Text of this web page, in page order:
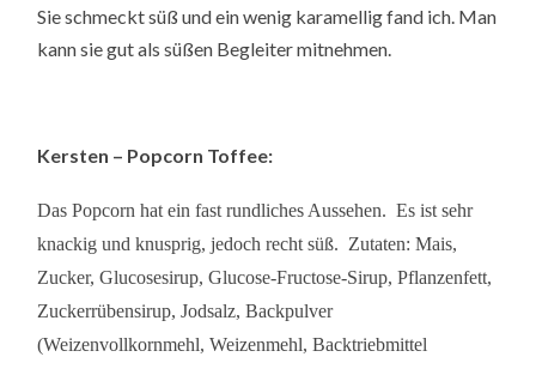
Sie schmeckt süß und ein wenig karamellig fand ich. Man
kann sie gut als süßen Begleiter mitnehmen.
Kersten – Popcorn Toffee:
Das Popcorn hat ein fast rundliches Aussehen. Es ist sehr
knackig und knusprig, jedoch recht süß. Zutaten: Mais,
Zucker, Glucosesirup, Glucose-Fructose-Sirup, Pflanzenfett,
Zuckerrübensirup, Jodsalz, Backpulver
(Weizenvollkornmehl, Weizenmehl, Backtriebmittel